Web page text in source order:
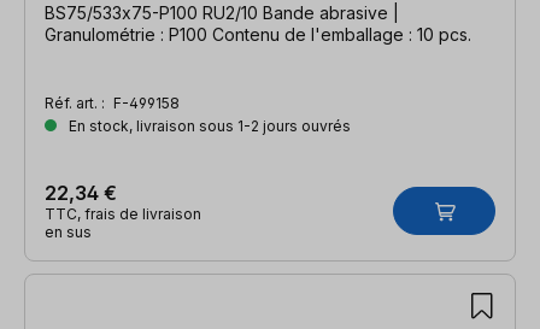
BS75/533x75-P100 RU2/10 Bande abrasive |
Granulométrie : P100 Contenu de l'emballage : 10 pcs.
Réf. art. : F-499158
En stock, livraison sous 1-2 jours ouvrés
22,34 €
TTC, frais de livraison
en sus